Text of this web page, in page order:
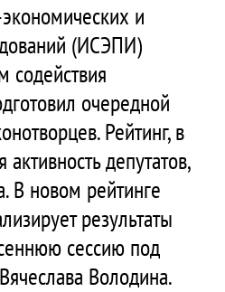
и
(ИСЭПИ)
содействия
очередной
Рейтинг, в
депутатов,
В новом рейтинге
результаты
сессию под
Володина.